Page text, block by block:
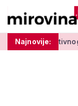
Najnovije:
aktivnog